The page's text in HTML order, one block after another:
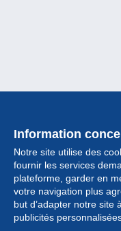
Information
Notre site utilise des
fournir les services
plateforme, garder en
votre navigation plus
but d’adapter notre site
publicités
Collection